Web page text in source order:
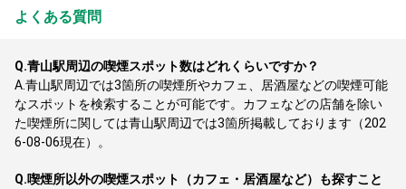
よくある質問
Q.青山駅周辺の喫煙スポット数はどれくらいですか？
A.青山駅周辺では3箇所の喫煙所やカフェ、居酒屋などの喫煙可能
なスポットを検索することが可能です。カフェなどの店舗を除い
た喫煙所に関しては青山駅周辺では3箇所掲載しております（202
6-08-06現在）。
Q.喫煙所以外の喫煙スポット（カフェ・居酒屋など）も探すこと